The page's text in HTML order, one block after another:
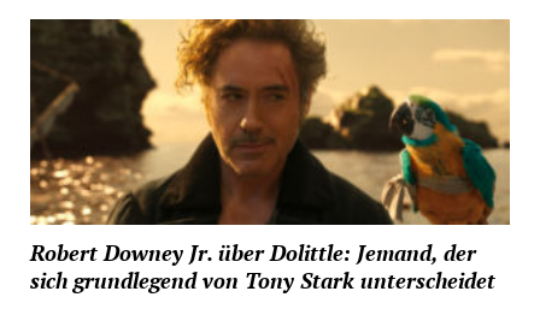
Robert Downey Jr. über Dolittle: Jemand, der
sich grundlegend von Tony Stark unterscheidet